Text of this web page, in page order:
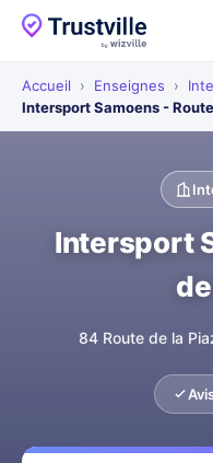
Accueil › Enseignes ›
Intersport Samoens -
Intersport
84 Route de la